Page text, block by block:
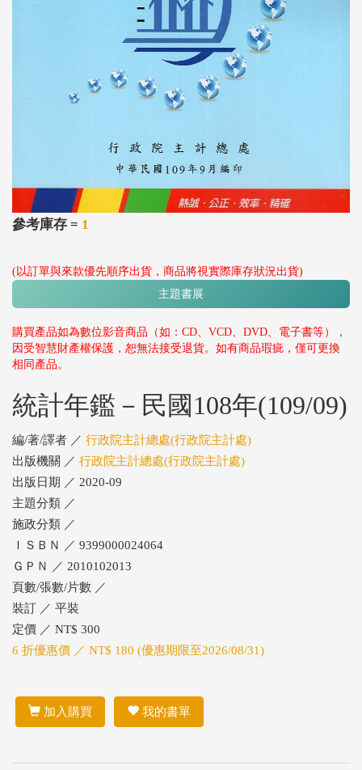
參考庫存 = 1
(以訂單與來款優先順序出貨，商品將視實際庫存狀況出貨)
主題書展
購買產品如為數位影音商品（如：CD、VCD、DVD、電子書等），
因受智慧財產權保護，恕無法接受退貨。如有商品瑕疵，僅可更換
相同產品。
統計年鑑－民國108年(109/09)
編/著/譯者 ／ 行政院主計總處(行政院主計處)
出版機關 ／ 行政院主計總處(行政院主計處)
出版日期 ／ 2020-09
主題分類 ／
施政分類 ／
ＩＳＢＮ ／ 9399000024064
ＧＰＮ ／ 2010102013
頁數/張數/片數 ／
裝訂 ／ 平裝
定價 ／ NT$ 300
6 折優惠價 ／ NT$ 180 (優惠期限至2026/08/31)
加入購買 我的書單